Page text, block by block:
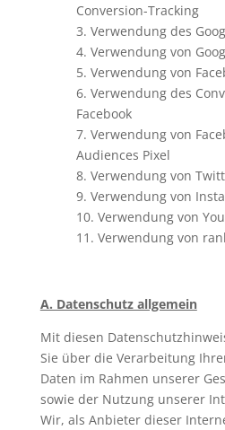
Conversion-Tracking
3. Verwendung des
4. Verwendung von
5. Verwendung von
6. Verwendung des
Facebook
7. Verwendung von
Audiences Pixel
8. Verwendung von
9. Verwendung von
10. Verwendung von
11. Verwendung von
A. Datenschutz allgemein
Mit diesen
Sie über die Verarbeitung
Daten im Rahmen unserer
sowie der Nutzung unserer
Wir, als Anbieter dieser